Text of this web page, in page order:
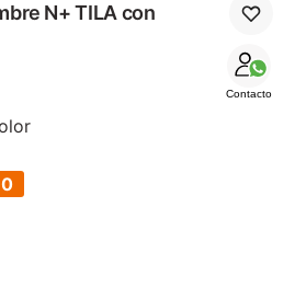
N+ TILA con
Contacto